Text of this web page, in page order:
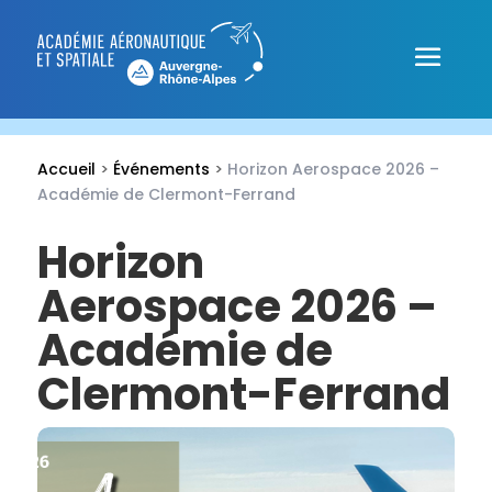
Accueil > Événements > Horizon Aerospace 2026 –
Académie de Clermont-Ferrand
Horizon
Aerospace 2026 –
Académie de
Clermont-Ferrand